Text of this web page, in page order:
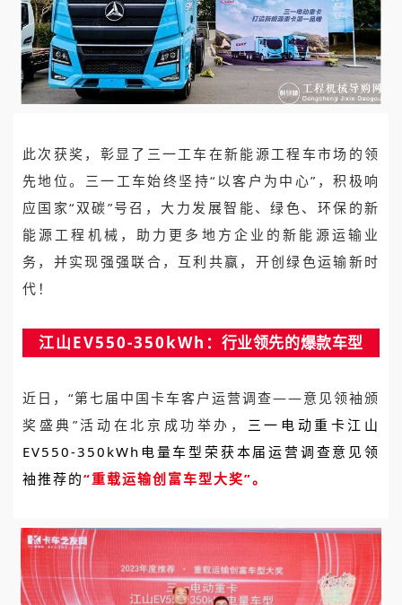
此次获奖，彰显了三一工车在新能源工程车市场的领
先地位。三一工车始终坚持“以客户为中心”，积极响
应国家“双碳”号召，大力发展智能、绿色、环保的新
能源工程机械，助力更多地方企业的新能源运输业
务，并实现强强联合，互利共赢，开创绿色运输新时
代！
江山EV550-350kWh ：行业领先的爆款车型
近日，“第七届中国卡车客户运营调查——意见领袖颁
奖盛典”活动在北京成功举办， 三一电动重卡江山
EV550-350kWh电量车型荣获本届运营调查意见领
袖推荐的“重载运输创富车型大奖”。